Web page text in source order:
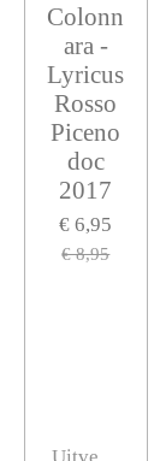
Colonn
ara -
Lyricus
Rosso
Piceno
doc
2017
€ 6,95
€ 8,95